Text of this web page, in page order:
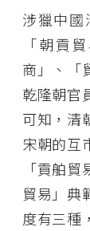
涉獵中國
「朝貢
商」、「
乾隆朝官
可知，清
宋朝的互
「貢舶
貿易」典
度有三種